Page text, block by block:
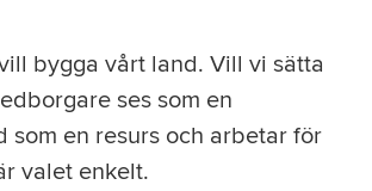
bygga vårt land. Vill vi sätta
ses som en
som en resurs och arbetar för
valet enkelt.